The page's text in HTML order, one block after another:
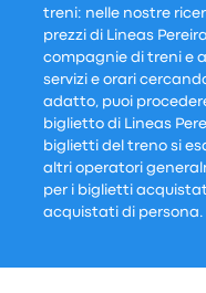
treni: nelle nostre
prezzi di Lineas
compagnie di treni e
servizi e orari
adatto, puoi
biglietto di Lineas
biglietti del treno si
altri operatori
per i biglietti
acquistati di persona.